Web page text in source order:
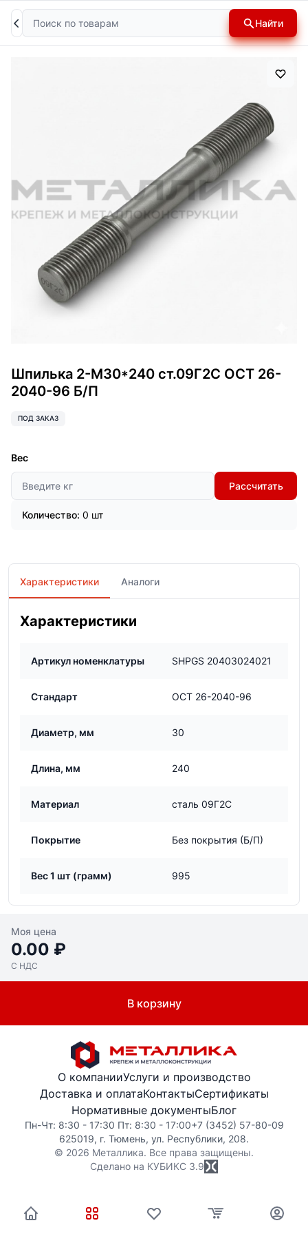
Поиск Найти
Шпилька 2-М30*240 ст.09Г2С ОСТ 26-
2040-96 Б/П
ПОД ЗАКАЗ
Вес
Рассчитать
Количество: 0 шт
Характеристики Аналоги
Характеристики
Артикул номенклатуры SHPGS 20403024021
Стандарт ОСТ 26-2040-96
Диаметр, мм 30
Длина, мм 240
Материал сталь 09Г2С
Покрытие Без покрытия (Б/П)
Вес 1 шт (грамм) 995
Моя цена
0.00 ₽
С НДС
В корзину
О компанииУслуги и производство
Доставка и оплатаКонтактыСертификаты
Нормативные документыБлог
Пн-Чт: 8:30 - 17:30 Пт: 8:30 - 17:00+7 (3452) 57-80-09
625019, г. Тюмень, ул. Республики, 208.
© 2026 Металлика. Все права защищены.
Сделано на КУБИКС 3.9